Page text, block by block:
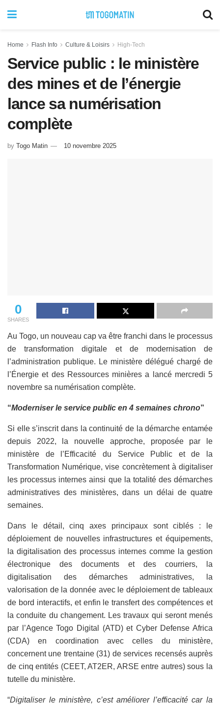
Home Flash Info Culture & Loisirs High-Tech
Service public : le ministère
des mines et de l’énergie
lance sa numérisation
complète
by Togo Matin 10 novembre 2025
0
SHARES
Au Togo, un nouveau cap va être franchi dans le processus
de transformation digitale et de modernisation de
l’administration publique. Le ministère délégué chargé de
l’Énergie et des Ressources minières a lancé mercredi 5
novembre sa numérisation complète.
“Moderniser le service public en 4 semaines chrono”
Si elle s’inscrit dans la continuité de la démarche entamée
depuis 2022, la nouvelle approche, proposée par le
ministère de l’Efficacité du Service Public et de la
Transformation Numérique, vise concrètement à digitaliser
les processus internes ainsi que la totalité des démarches
administratives des ministères, dans un délai de quatre
semaines.
Dans le détail, cinq axes principaux sont ciblés : le
déploiement de nouvelles infrastructures et équipements,
la digitalisation des processus internes comme la gestion
électronique des documents et des courriers, la
digitalisation des démarches administratives, la
valorisation de la donnée avec le déploiement de tableaux
de bord interactifs, et enfin le transfert des compétences et
la conduite du changement. Les travaux qui seront menés
par l’Agence Togo Digital (ATD) et Cyber Defense Africa
(CDA) en coordination avec celles du ministère,
concernent une trentaine (31) de services recensés auprès
de cinq entités (CEET, AT2ER, ARSE entre autres) sous la
tutelle du ministère.
“Digitaliser le ministère, c’est améliorer l’efficacité car la